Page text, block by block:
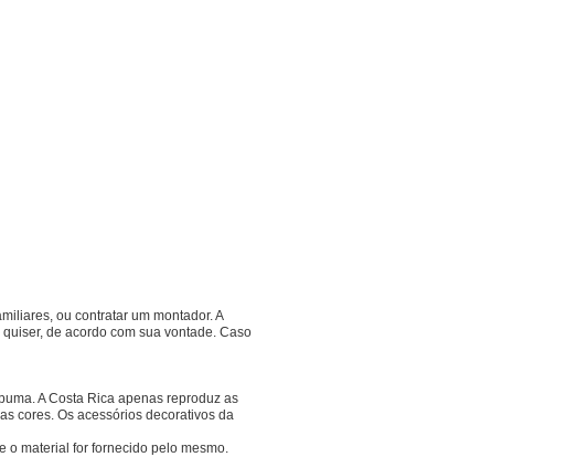
ou contratar um montador. A
de acordo com sua vontade. Caso
A Costa Rica apenas reproduz as
cores. Os acessórios decorativos da
o material for fornecido pelo mesmo.